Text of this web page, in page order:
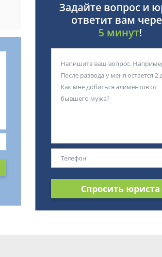
Задайте вопрос и
ответит вам
5 минут!
Спросить юриста